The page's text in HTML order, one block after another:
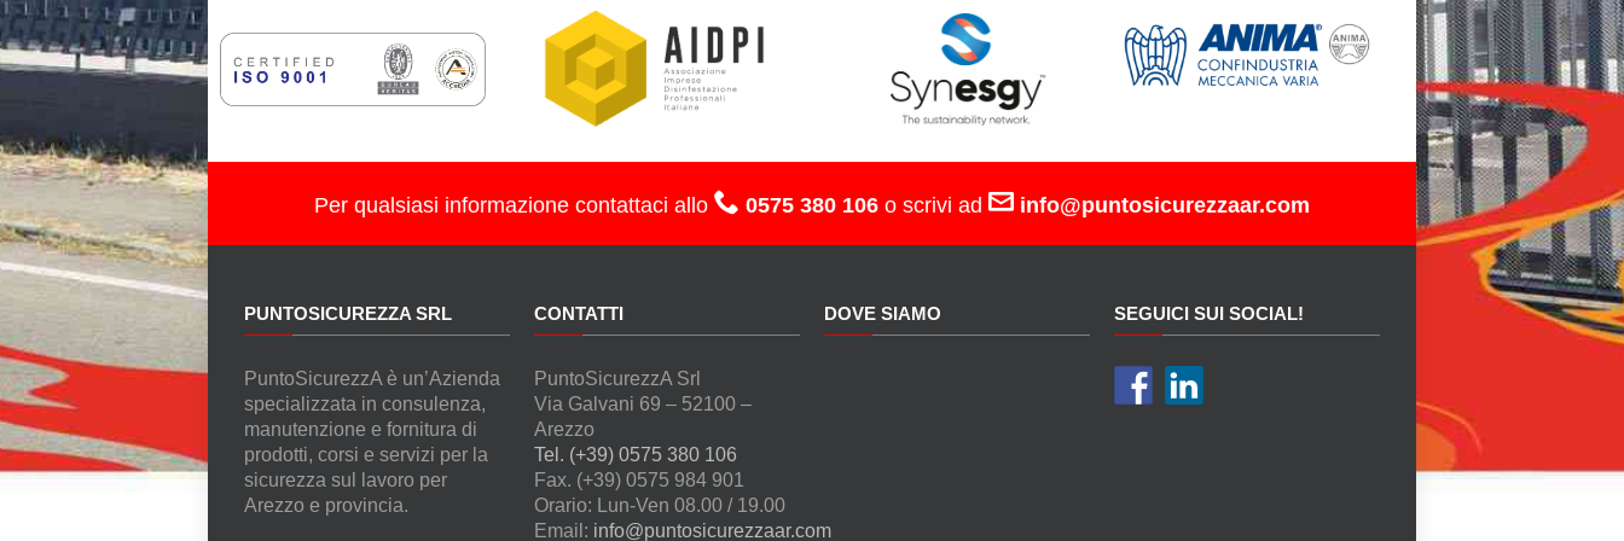
Per qualsiasi informazione contattaci allo 0575 380 106 o scrivi ad info@puntosicurezzaar.com
PUNTOSICUREZZA SRL
PuntoSicurezzA è un’Azienda
specializzata in consulenza,
manutenzione e fornitura di
prodotti, corsi e servizi per la
sicurezza sul lavoro per
Arezzo e provincia.
CONTATTI
PuntoSicurezzA Srl
Via Galvani 69 – 52100 –
Arezzo
Tel. (+39) 0575 380 106
Fax. (+39) 0575 984 901
Orario: Lun-Ven 08.00 / 19.00
Email: info@puntosicurezzaar.com
DOVE SIAMO SEGUICI SUI SOCIAL!